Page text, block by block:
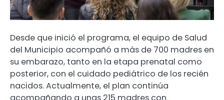
Desde que inició el programa, el equipo de Salud
del Municipio acompañó a más de 700 madres en
su embarazo, tanto en la etapa prenatal como
posterior, con el cuidado pediátrico de los recién
nacidos. Actualmente, el plan continúa